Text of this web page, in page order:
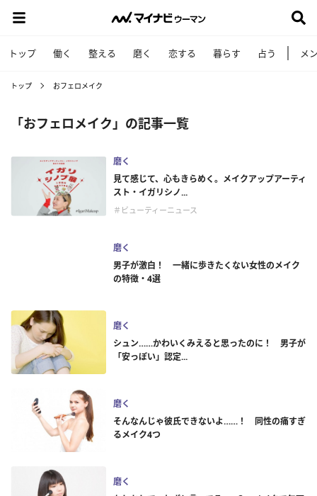
トップ 働く 整える 磨く 恋する 暮らす 占う メ
トップ おフェロメイク
「おフェロメイク」の記事一覧
磨く
見て感じて、心もきらめく。メイクアップアーティ
スト・イガリシノ...
＃ビューティーニュース
磨く
男子が激白！ 一緒に歩きたくない女性のメイク
の特徴・4選
磨く
シュン……かわいくみえると思ったのに！ 男子が
「安っぽい」認定...
磨く
そんなんじゃ彼氏できないよ……！ 同性の痛すぎ
るメイク4つ
磨く